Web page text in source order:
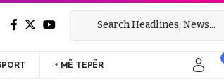
+ MË TEPËR